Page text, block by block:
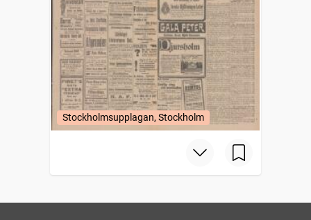
Stockholmsupplagan, Stockholm